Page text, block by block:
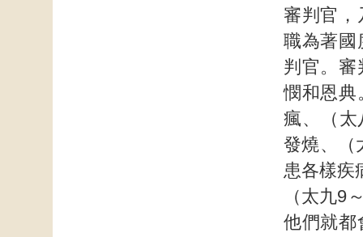
審判官，
職為著國
判官。審
憫和恩典
瘋、（太
發燒、（
患各樣疾
（太九9
他們就都